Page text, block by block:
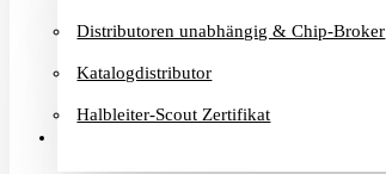
Distributoren unabhängig & Chip-Broker
Katalogdistributor
Halbleiter-Scout Zertifikat